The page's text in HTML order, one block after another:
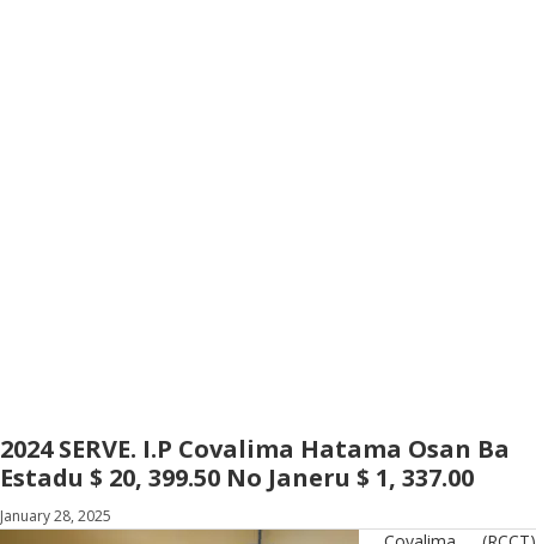
2024 SERVE. I.P Covalima Hatama Osan Ba
Estadu $ 20, 399.50 No Janeru $ 1, 337.00
January 28, 2025